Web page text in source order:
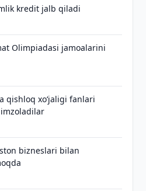
kredit jalb qiladi
Olimpiadasi jamoalarini
qishloq xoʻjaligi fanlari
bizneslari bilan